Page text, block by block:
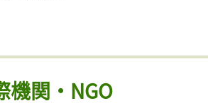
機関・NGO